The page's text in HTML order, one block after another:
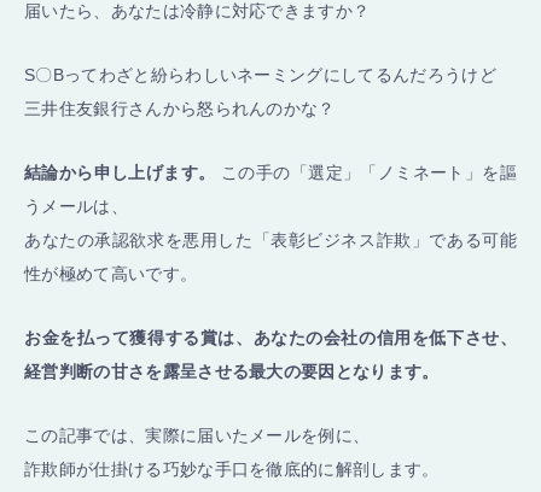
届いたら、あなたは冷静に対応できますか？
S〇Bってわざと紛らわしいネーミングにしてるんだろうけど
三井住友銀行さんから怒られんのかな？
結論から申し上げます。
この手の「選定」「ノミネート」を謳
うメールは、
あなたの承認欲求を悪用した「表彰ビジネス詐欺」である可能
性が極めて高いです。
お金を払って獲得する賞は、あなたの会社の信用を低下させ、
経営判断の甘さを露呈させる最大の要因となります。
この記事では、実際に届いたメールを例に、
詐欺師が仕掛ける巧妙な手口を徹底的に解剖します。